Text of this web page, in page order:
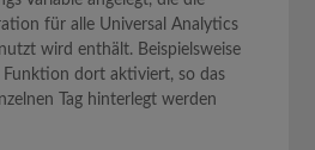
für alle Universal Analytics
wird enthält. Beispielsweise
dort aktiviert, so das
Tag hinterlegt werden